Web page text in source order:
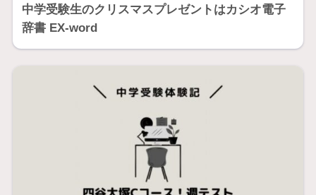
中学受験生のクリスマスプレゼントはカシオ電子
辞書 EX-word